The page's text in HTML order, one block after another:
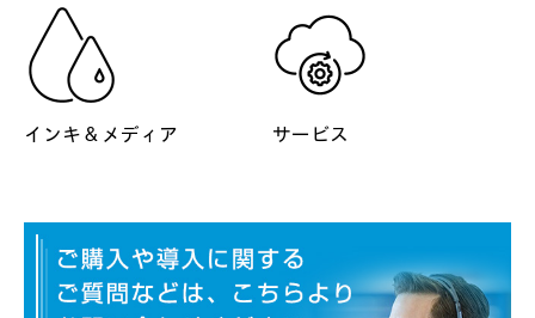
インキ & メディア サービス